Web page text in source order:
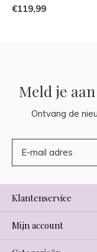
€119,99
Meld je
Ontvang de
Klantenservice
Mijn account